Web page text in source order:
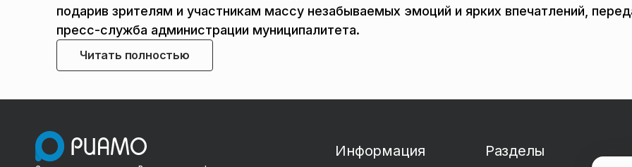
подарив зрителям и участникам массу незабываемых эмоций и ярких впечатлений,
пресс-служба администрации муниципалитета.
Читать полностью
Информация Разделы